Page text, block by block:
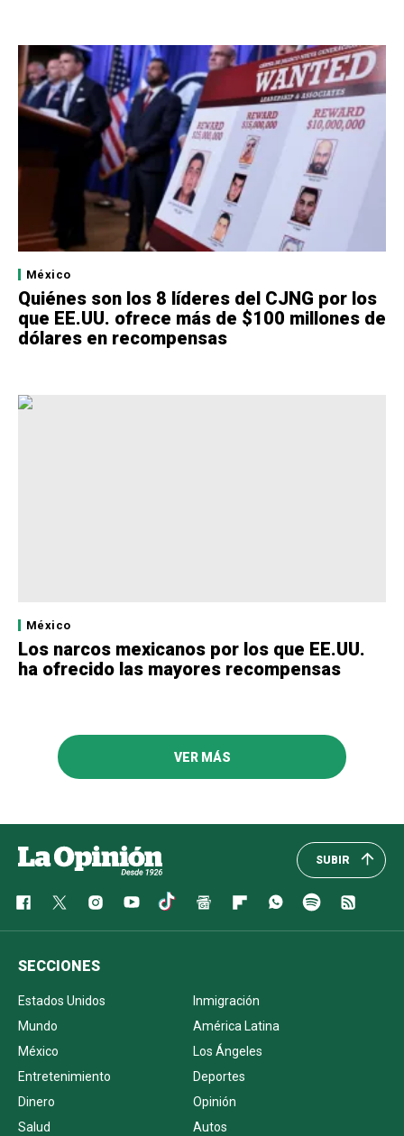
México
Quiénes son los 8 líderes del CJNG por los
que EE.UU. ofrece más de $100 millones de
dólares en recompensas
México
Los narcos mexicanos por los que EE.UU.
ha ofrecido las mayores recompensas
VER MÁS
SUBIR
SECCIONES
Estados Unidos
Inmigración
Mundo
América Latina
México
Los Ángeles
Entretenimiento
Deportes
Dinero
Opinión
Salud
Autos